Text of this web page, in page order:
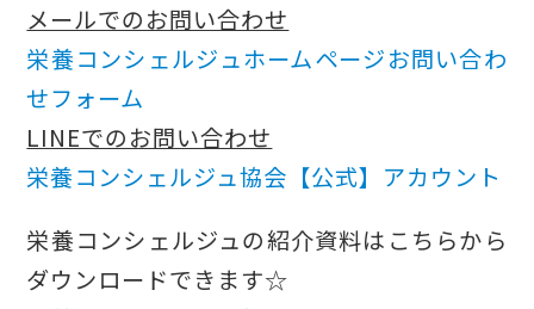
メールでのお問い合わせ
栄養コンシェルジュホームページお問い合わ
せフォーム
LINEでのお問い合わせ
栄養コンシェルジュ協会【公式】アカウント
栄養コンシェルジュの紹介資料はこちらから
ダウンロードできます☆